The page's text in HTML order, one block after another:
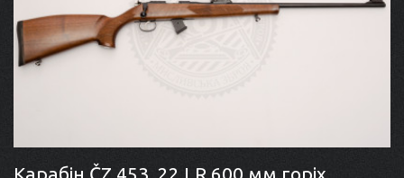
Карабін ČZ 453 .22 LR 600 мм горіх